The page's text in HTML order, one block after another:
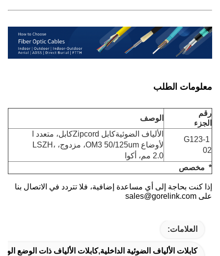
معلومات الطلب
رقم
الجزء
الوصف
G123-1
02
الألياف الضوئيةكابل Zipcord
كابل، متعدد ا
لأوضاع OM3 50/125um، مزدوج، LSZH،
2.0 مم، أكوا
* مخصص
إذا كنت بحاجة إلى أي مساعدة إضافية، فلا تتردد في الاتصال بنا
على sales@gorelink.com
العلامات:
كابلات الألياف الضوئية الداخلية,كابلات الألياف ذات الوضع